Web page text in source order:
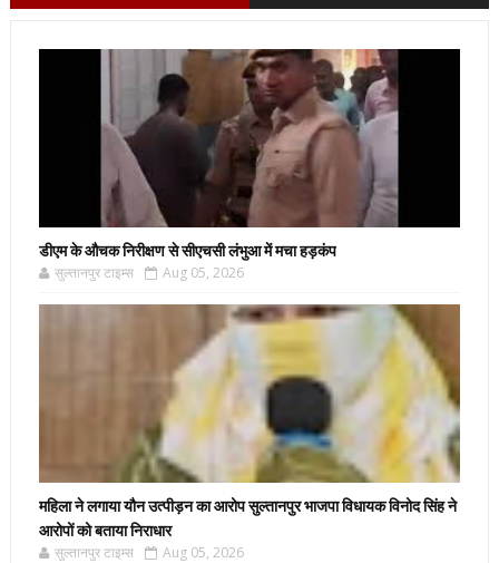
डीएम के औचक निरीक्षण से सीएचसी लंभुआ में मचा हड़कंप
सुल्तानपुर टाइम्स Aug 05, 2026
महिला ने लगाया यौन उत्पीड़न का आरोप सुल्तानपुर भाजपा विधायक विनोद सिंह ने
आरोपों को बताया निराधार
सुल्तानपुर टाइम्स Aug 05, 2026